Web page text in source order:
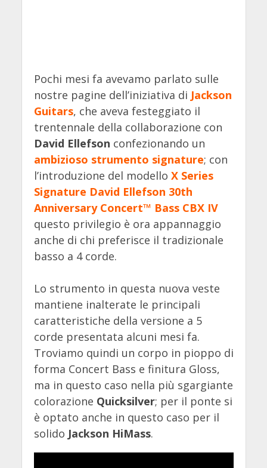
Pochi mesi fa avevamo parlato sulle
nostre pagine dell’iniziativa di Jackson
Guitars, che aveva festeggiato il
trentennale della collaborazione con
David Ellefson confezionando un
ambizioso strumento signature; con
l’introduzione del modello X Series
Signature David Ellefson 30th
Anniversary Concert™ Bass CBX IV
questo privilegio è ora appannaggio
anche di chi preferisce il tradizionale
basso a 4 corde.
Lo strumento in questa nuova veste
mantiene inalterate le principali
caratteristiche della versione a 5
corde presentata alcuni mesi fa.
Troviamo quindi un corpo in pioppo di
forma Concert Bass e finitura Gloss,
ma in questo caso nella più sgargiante
colorazione Quicksilver; per il ponte si
è optato anche in questo caso per il
solido Jackson HiMass.